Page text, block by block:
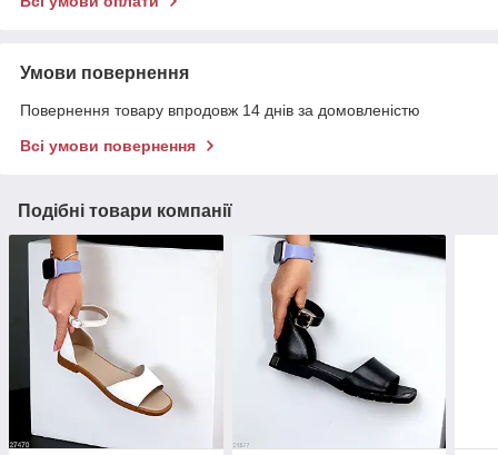
Умови повернення
Повернення товару впродовж 14 днів за домовленістю
Всі умови повернення
Подібні товари компанії